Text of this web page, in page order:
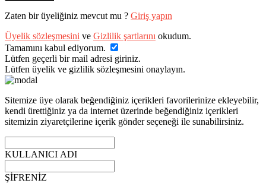
Zaten bir üyeliğiniz mevcut mu ? Giriş yapın
Üyelik sözleşmesini ve Gizlilik şartlarını okudum.
Tamamını kabul ediyorum.
Lütfen geçerli bir mail adresi giriniz.
Lütfen üyelik ve gizlilik sözleşmesini onaylayın.
Sitemize üye olarak beğendiğiniz içerikleri favorilerinize ekleyebilir,
kendi ürettiğiniz ya da internet üzerinde beğendiğiniz içerikleri
sitemizin ziyaretçilerine içerik gönder seçeneği ile sunabilirsiniz.
KULLANICI ADI
ŞİFRENİZ